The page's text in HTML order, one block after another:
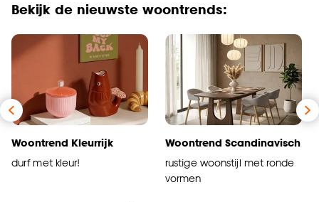
Bekijk de nieuwste woontrends:
Woontrend Kleurrijk
durf met kleur!
Woontrend Scandinavisch
rustige woonstijl met ronde
vormen